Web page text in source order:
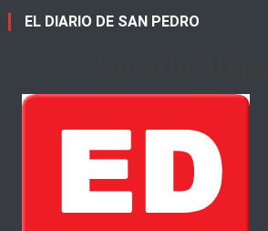
EL DIARIO DE SAN PEDRO